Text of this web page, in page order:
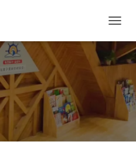
换
航